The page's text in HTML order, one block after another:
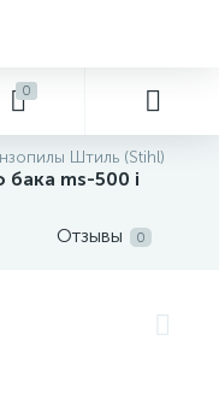
0
Штиль (Stihl)
бака ms-500 i
Отзывы 0